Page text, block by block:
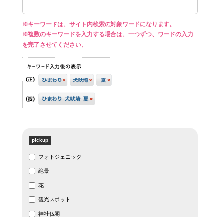
※キーワードは、サイト内検索の対象ワードになります。
※複数のキーワードを入力する場合は、一つずつ、ワードの入力
を完了させてください。
pickup
フォトジェニック
絶景
花
観光スポット
神社仏閣